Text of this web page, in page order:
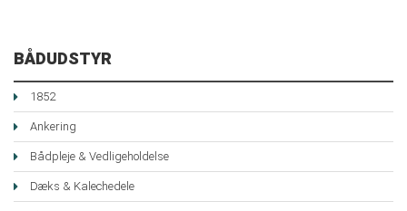
BÅDUDSTYR
1852
Ankering
Bådpleje & Vedligeholdelse
Dæks & Kalechedele